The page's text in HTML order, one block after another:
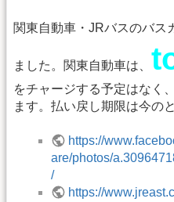
関東自動車・JRバスのバス
ました。関東自動車は、
をチャージする予定はなく
ます。払い戻し期限は今の
https://
are/photos/
/
https://